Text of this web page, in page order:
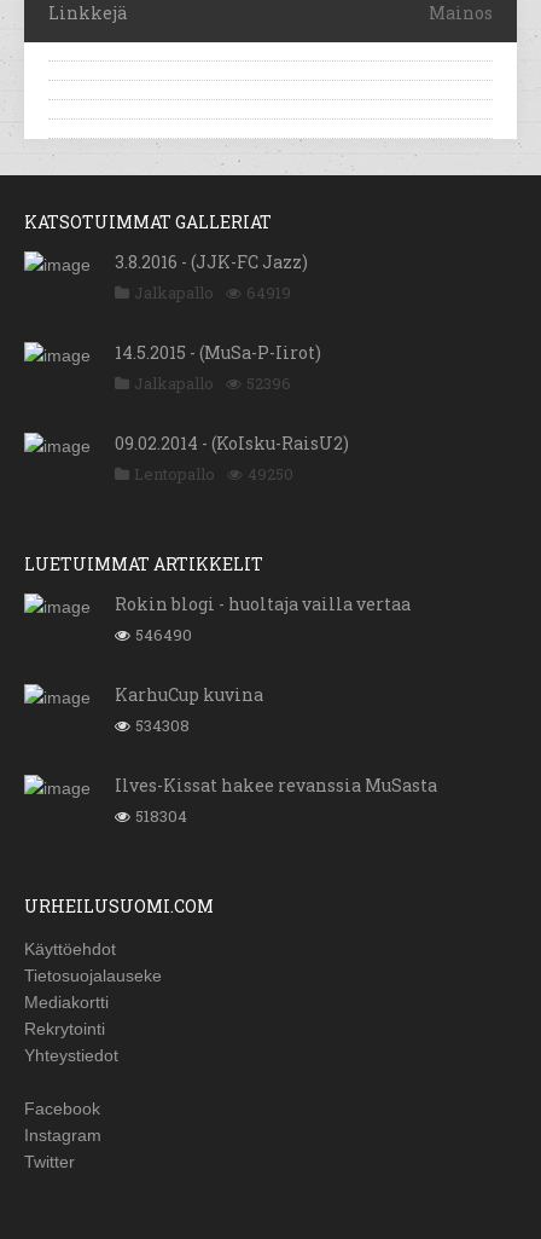
Linkkejä Mainos
KATSOTUIMMAT GALLERIAT
3.8.2016 - (JJK-FC Jazz)
Jalkapallo 64919
14.5.2015 - (MuSa-P-Iirot)
Jalkapallo 52396
09.02.2014 - (KoIsku-RaisU2)
Lentopallo 49250
LUETUIMMAT ARTIKKELIT
Rokin blogi - huoltaja vailla vertaa
546490
KarhuCup kuvina
534308
Ilves-Kissat hakee revanssia MuSasta
518304
URHEILUSUOMI.COM
Käyttöehdot
Tietosuojalauseke
Mediakortti
Rekrytointi
Yhteystiedot
Facebook
Instagram
Twitter